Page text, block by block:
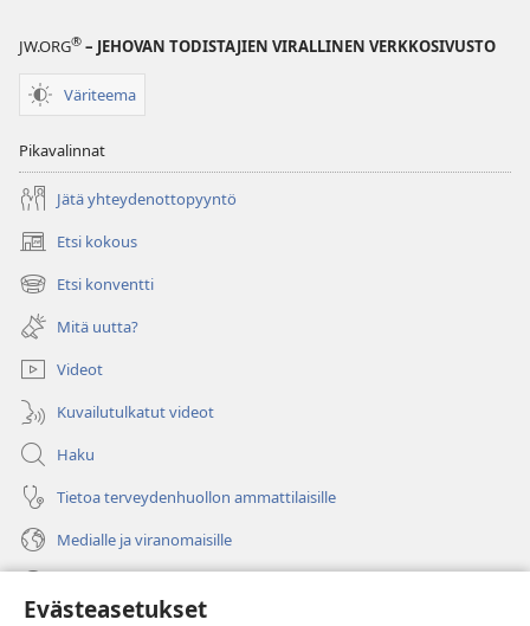
Evästeasetukset
JW.ORG® – JEHOVAN TODISTAJIEN VIRALLINEN VERKKOSIVUSTO
Väriteema
Pikavalinnat
Jätä yhteydenottopyyntö
Etsi kokous
(avaa
uuden
ikkunan)
Etsi konventti
(avaa
uuden
ikkunan)
Mitä uutta?
Videot
Kuvailutulkatut videot
Haku
Tietoa terveydenhuollon ammattilaisille
Medialle ja viranomaisille